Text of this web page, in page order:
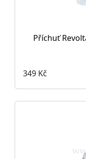
Příchuť
349 Kč